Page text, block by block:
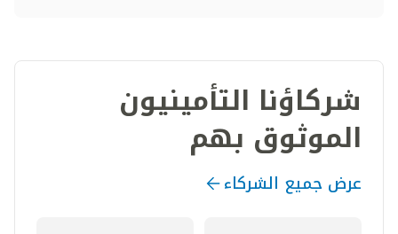
شركاؤنا التأمينيون
الموثوق بهم
عرض جميع الشركاء